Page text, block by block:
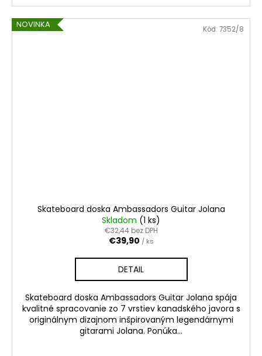
NOVINKA
Skateboard doska Ambassadors Guitar Jolana
Skladom (1 ks)
€32,44 bez DPH
€39,90 / ks
DETAIL
Skateboard doska Ambassadors Guitar Jolana spája
kvalitné spracovanie zo 7 vrstiev kanadského javora s
originálnym dizajnom inšpirovaným legendárnymi
gitarami Jolana. Ponúka...
Kód: 7352/8